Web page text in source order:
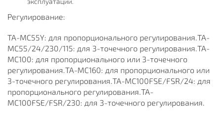
Регулирование:
TA-MC55Y: для пропорционального регулирования.TA-
MC55/24/230/115: для 3-точечного регулирования.TA-
MC100: для пропорционального или 3-точечного
регулирования.TA-MC160: для пропорционального или
3-точечного регулирования.TA-MC100FSE/FSR/24: для
пропорционального регулирования.TA-
MC100FSE/FSR/230: для 3-точечного регулирования.